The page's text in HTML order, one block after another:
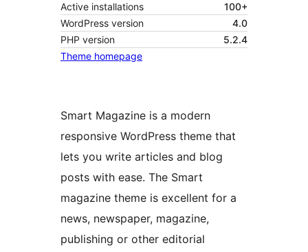
Active installations
100+
WordPress version
4.0
PHP version
5.2.4
Theme homepage
Smart Magazine is a modern
responsive WordPress theme that
lets you write articles and blog
posts with ease. The Smart
magazine theme is excellent for a
news, newspaper, magazine,
publishing or other editorial